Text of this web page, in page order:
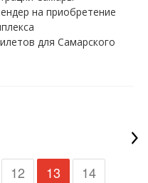
на приобретение
для Самарского
12 13
14